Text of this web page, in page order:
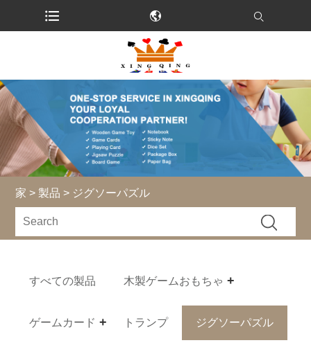
家 > 製品 > ジグソーパズル
すべての製品 木製ゲームおもちゃ
ゲームカード トランプ ジグソーパズル